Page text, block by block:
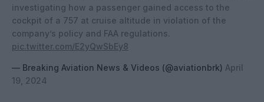
investigating how a passenger gained access to the
cockpit of a 757 at cruise altitude in violation of the
company’s policy and FAA regulations.
pic.twitter.com/E2yQwSbEy8
— Breaking Aviation News & Videos (@aviationbrk) April
19, 2024